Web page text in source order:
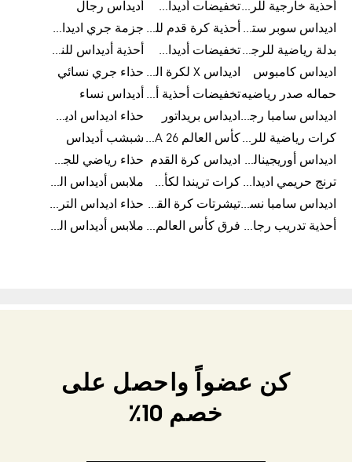
أحذية خارجية للرجال
تخفيضات أديداس للرجال
أديداس رجال
اديداس سوبر ستار رجالي
أحذية كرة قدم للرجال
جزمة جري اديداس
بدلة رياضية للرجال
تخفيضات أديداس للنساء
أحذية أديداس للنساء
اديداس كامبوس
اديداس X لكرة القدم حذاء جري نسائي
حماله صدر رياضيه
تخفيضات أحذية أديداس للرجال أديداس نساء
اديداس سامبا رجالي اديداس بريداتور
حذاء اديداس اديستار للرجال
كرات رياضية للرجال
كأس العالم FIFA 26™ شبشب أديداس
اديداس أوريجينالز للنساء
اديداس كرة القدم
حذاء رياضي للجري
ترنج حريمي اديداس
كرات تريندا لكأس العالم FIFA 26™
ملابس أديداس الرياضية
اديداس سامبا نسائي
تيشرتات كرة القدم
حذاء اديداس الترا بوست 22
أحذية تدريب رجالية
فرق كأس العالم FIFA 26™ ملابس أديداس الرجالية
كن عضواً واحصل على
خصم 10٪